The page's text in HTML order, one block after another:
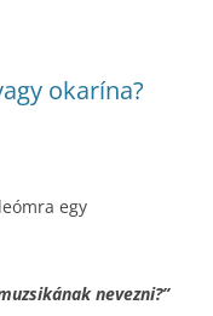
okarína?
egy
nevezni?”